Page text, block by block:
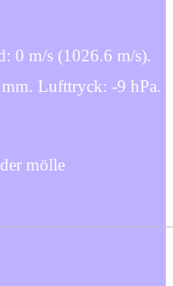
0 m/s (1026.6 m/s).
Lufttryck: -9 hPa.
mölle